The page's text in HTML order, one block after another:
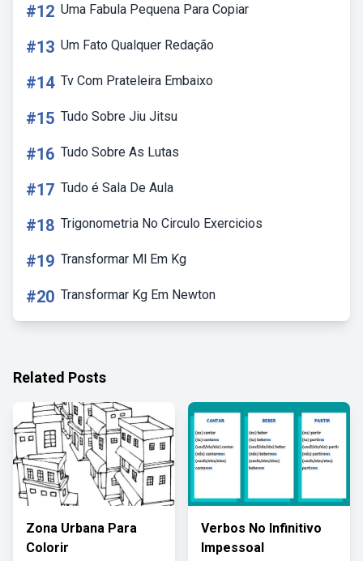
#12 Uma Fabula Pequena Para Copiar
#13 Um Fato Qualquer Redação
#14 Tv Com Prateleira Embaixo
#15 Tudo Sobre Jiu Jitsu
#16 Tudo Sobre As Lutas
#17 Tudo é Sala De Aula
#18 Trigonometria No Circulo Exercicios
#19 Transformar Ml Em Kg
#20 Transformar Kg Em Newton
Related Posts
Zona Urbana Para
Colorir
Verbos No Infinitivo
Impessoal